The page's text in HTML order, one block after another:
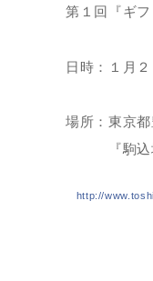
第１回『ギ
日時：１月
場所：東京
『駒込地
http://